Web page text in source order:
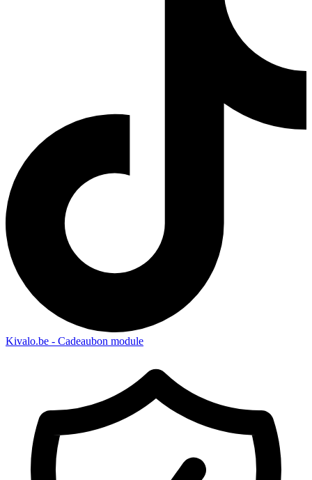
Kivalo.be - Cadeaubon module